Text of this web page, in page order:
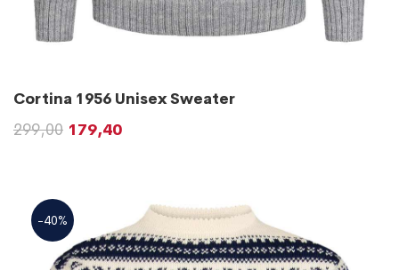
Cortina 1956 Unisex Sweater
299,00 179,40
-40%